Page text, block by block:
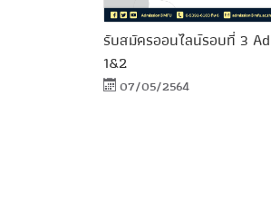
รับสมัครออนไลน์รอบที่ 3
1&2
07/05/2564